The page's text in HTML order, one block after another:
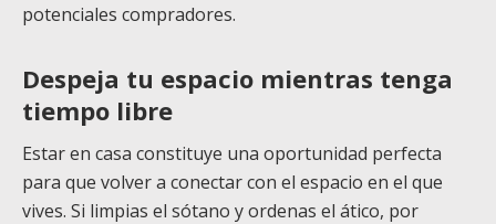
potenciales compradores.
Despeja tu espacio mientras tenga
tiempo libre
Estar en casa constituye una oportunidad perfecta
para que volver a conectar con el espacio en el que
vives. Si limpias el sótano y ordenas el ático, por